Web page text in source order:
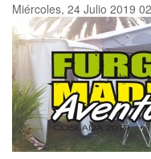
Miércoles, 24 Julio 2019